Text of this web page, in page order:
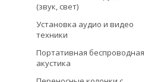
(звук, свет)
Установка аудио и видео
техники
Портативная беспроводная
акустика